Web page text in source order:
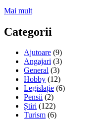
Mai mult
Categorii
Ajutoare (9)
Angajari (3)
General (3)
Hobby (12)
Legislație (6)
Pensii (2)
Știri (122)
Turism (6)